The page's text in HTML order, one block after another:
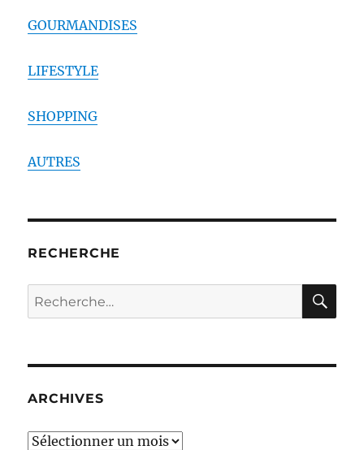
GOURMANDISES
LIFESTYLE
SHOPPING
AUTRES
RECHERCHE
Recherche
pour :
ARCHIVES
ARCHIVES